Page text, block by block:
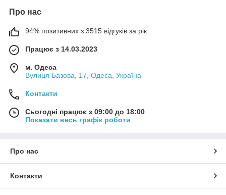
Про нас
94% позитивних з 3515 відгуків за рік
Працює з 14.03.2023
м. Одеса
Вулиця Базова, 17, Одеса, Україна
Контакти
Сьогодні працює з 09:00 до 18:00
Показати весь графік роботи
Про нас
Контакти